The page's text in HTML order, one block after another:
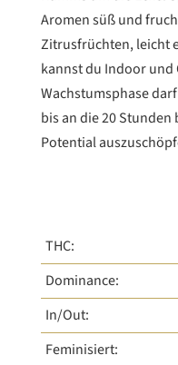
Aromen süß und
Zitrusfrüchten, leicht
kannst du Indoor
Wachstumsphase
bis an die 20
Potential
THC:
Dominance:
In/Out:
Feminisiert: